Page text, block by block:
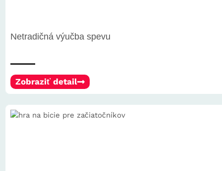
Netradičná výučba spevu
Zobraziť detail